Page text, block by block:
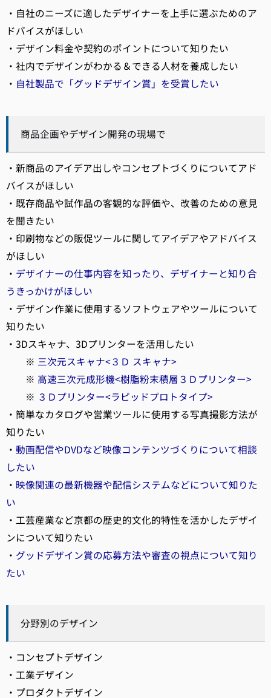
・自社のニーズに適したデザイナーを上手に選ぶためのア
ドバイスがほしい
・デザイン料金や契約のポイントについて知りたい
・社内でデザインがわかる＆できる人材を養成したい
・ 自社製品で「グッドデザイン賞」を受賞したい
商品企画やデザイン開発の現場で
・新商品のアイデア出しやコンセプトづくりについてアド
バイスがほしい
・既存商品や試作品の客観的な評価や、改善のための意見
を聞きたい
・印刷物などの販促ツールに関してアイデアやアドバイス
がほしい
・ デザイナーの仕事内容を知ったり、デザイナーと知り合
うきっかけがほしい
・デザイン作業に使用するソフトウェアやツールについて
知りたい
・3Dスキャナ、3Dプリンターを活用したい
※ 三次元スキャナ<３Ｄ スキャナ>
※ 高速三次元成形機<樹脂粉末積層３Ｄプリンター>
※ ３Ｄプリンター<ラピッドプロトタイプ>
・簡単なカタログや営業ツールに使用する写真撮影方法が
知りたい
・ 動画配信やDVDなど映像コンテンツづくりについて相談
したい
・ 映像関連の最新機器や配信システムなどについて知りた
い
・工芸産業など京都の歴史的文化的特性を活かしたデザイ
ンについて知りたい
・ グッドデザイン賞の応募方法や審査の視点について知り
たい
分野別のデザイン
・コンセプトデザイン
・工業デザイン
・プロダクトデザイン